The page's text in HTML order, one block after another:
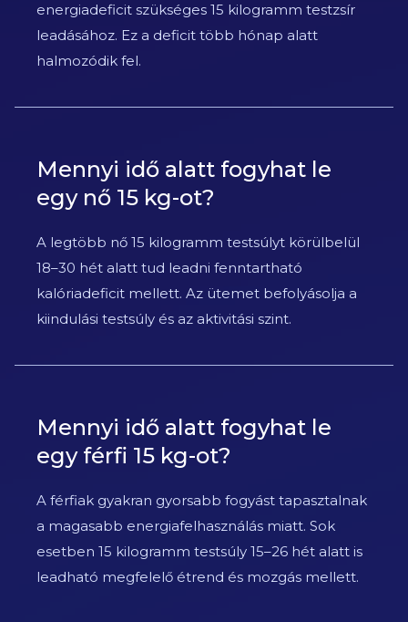
energiadeficit szükséges 15 kilogramm testzsír
leadásához. Ez a deficit több hónap alatt
halmozódik fel.
Mennyi idő alatt fogyhat le
egy nő 15 kg-ot?
A legtöbb nő 15 kilogramm testsúlyt körülbelül
18–30 hét alatt tud leadni fenntartható
kalóriadeficit mellett. Az ütemet befolyásolja a
kiindulási testsúly és az aktivitási szint.
Mennyi idő alatt fogyhat le
egy férfi 15 kg-ot?
A férfiak gyakran gyorsabb fogyást tapasztalnak
a magasabb energiafelhasználás miatt. Sok
esetben 15 kilogramm testsúly 15–26 hét alatt is
leadható megfelelő étrend és mozgás mellett.